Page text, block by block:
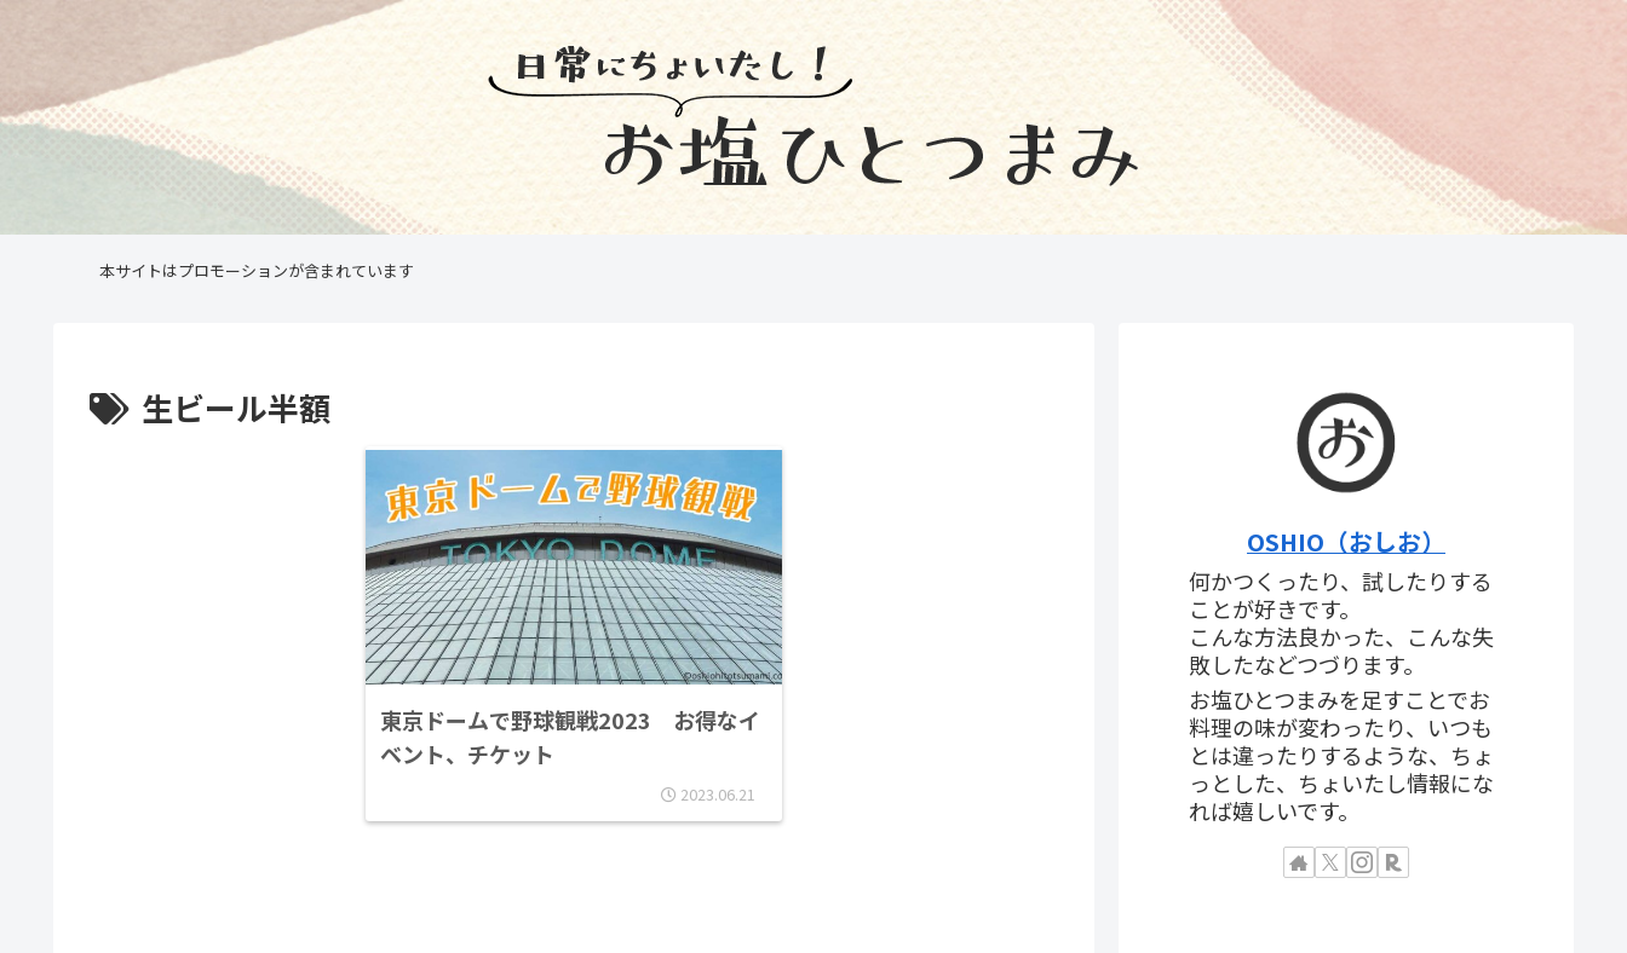
本サイトはプロモーションが含まれています
生ビール半額
東京ドームで野球観戦2023 お得なイ
ベント、チケット
2023.06.21
OSHIO（おしお）
何かつくったり、試したりする
ことが好きです。
こんな方法良かった、こんな失
敗したなどつづります。
お塩ひとつまみを足すことでお
料理の味が変わったり、いつも
とは違ったりするような、ちょ
っとした、ちょいたし情報にな
れば嬉しいです。